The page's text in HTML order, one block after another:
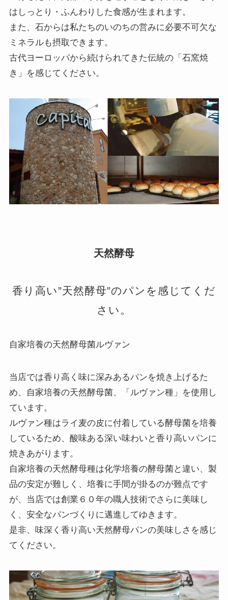
はしっとり・ふんわりした食感が生まれます。
また、石からは私たちのいのちの営みに必要不可欠な
ミネラルも摂取できます。
古代ヨーロッパから続けられてきた伝統の「石窯焼
き」を感じてください。
天然酵母
香り高い”天然酵母”のパンを感じてくだ
さい。
自家培養の天然酵母菌ルヴァン
当店では香り高く味に深みあるパンを焼き上げるた
め、自家培養の天然酵母菌、「ルヴァン種」を使用し
ています。
ルヴァン種はライ麦の皮に付着している酵母菌を培養
しているため、酸味ある深い味わいと香り高いパンに
焼きあがります。
自家培養の天然酵母種は化学培養の酵母菌と違い、製
品の安定が難しく、培養に手間が掛るのが難点です
が、当店では創業６０年の職人技術でさらに美味し
く、安全なパンづくりに邁進してゆきます。
是非、味深く香り高い天然酵母パンの美味しさを感じ
てください。